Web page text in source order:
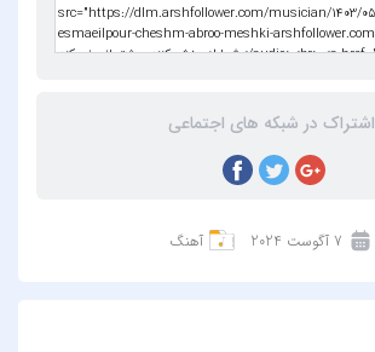
اشتراک در شبکه های اجتماعی
7 آگوست 2024 آهنگ